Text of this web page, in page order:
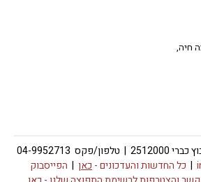
חיה,
מרכז גוטסמן לתחריט, קיבוץ כברי 2512000 | טלפון/פקס 04-9952713
| כל החדשות והעדכונים - כאן | הפייסבוק